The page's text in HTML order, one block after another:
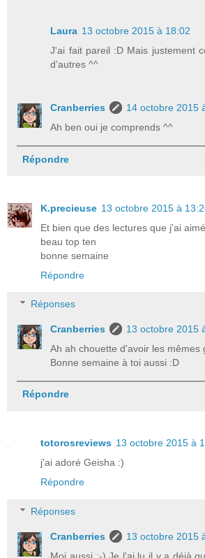
Laura 13 octobre 2015 à 18:02
J'ai fait pareil :D Mais justement
d'autres ^^
Cranberries
14 octobre 2015
Ah ben oui je comprends ^^
Répondre
K.precieuse 13 octobre 2015 à
Et bien que des lectures que j'ai
beau top ten
bonne semaine
Répondre
Réponses
Cranberries
13 octobre 2015
Ah ah chouette d'avoir les mêmes
Bonne semaine à toi aussi :D
Répondre
totorosreviews 13 octobre 2015 à
j'ai adoré Geisha :)
Répondre
Réponses
Cranberries
13 octobre 2015